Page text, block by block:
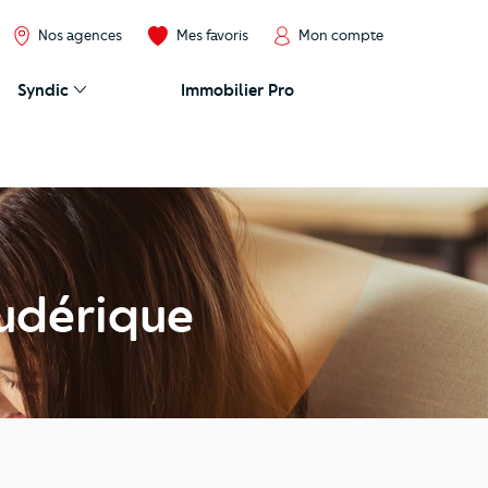
Nos agences Mes favoris Mon compte
Syndic Immobilier Pro